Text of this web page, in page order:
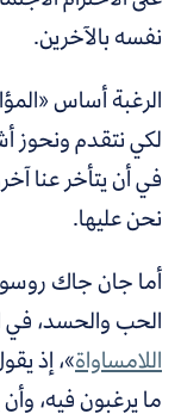
نفسه بالآخرين.
الرغبة أساس
لكي نتقدم ونحوز
في أن يتأخر عنا
نحن عليها.
أما جان جاك روسو،
الحب والحسد، في
اللامساواة»، إذ
ما يرغبون فيه،